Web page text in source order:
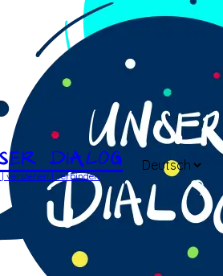
Dialog
verstehen | verbinden